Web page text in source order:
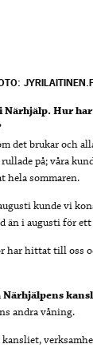
Närhjälp. Hur
det brukar och
på; våra
hela sommaren.
kunde vi
i augusti för ett
har hittat till oss
andra våning.